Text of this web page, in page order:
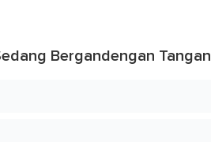
Bergandengan Tangan